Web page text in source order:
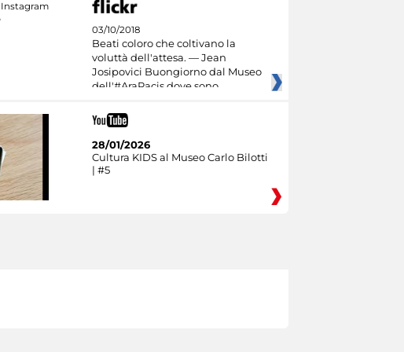
03/10/2018
Beati coloro che coltivano la
voluttà dell'attesa. — Jean
Josipovici Buongiorno dal Museo
dell'#AraPacis dove sono
28/01/2026
Cultura KIDS al Museo Carlo Bilotti
| #5